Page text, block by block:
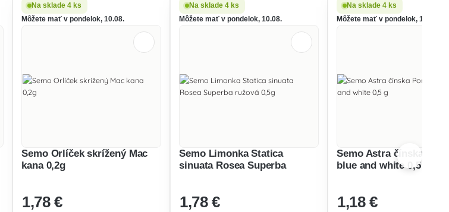
Na sklade 4 ks
Môžete mať v pondelok, 10.08.
Semo Orlíček skrížený Mac
kana 0,2g
1,78 €
Na sklade 4 ks
Môžete mať v pondelok, 10.08.
Semo Limonka Statica
sinuata Rosea Superba
1,78 €
Na sklade 4 ks
Môžete mať v pondelok, 10.08.
Semo Astra čínska
blue and white 0,5 g
1,18 €